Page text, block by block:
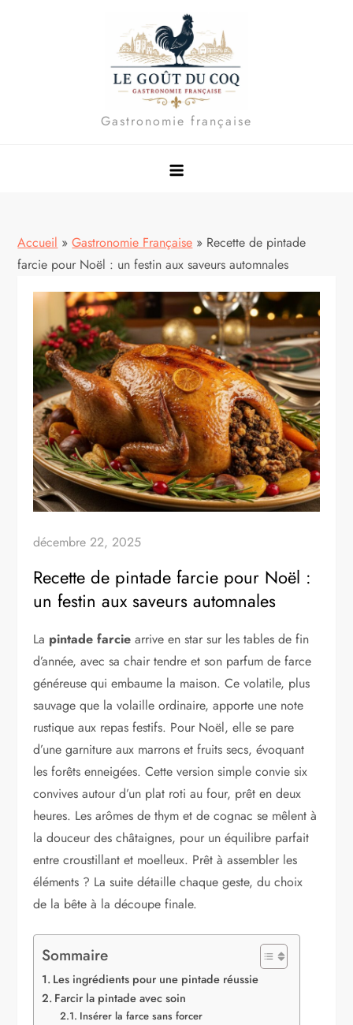
Gastronomie française
Accueil » Gastronomie Française » Recette de pintade
farcie pour Noël : un festin aux saveurs automnales
décembre 22, 2025
Recette de pintade farcie pour Noël :
un festin aux saveurs automnales
La pintade farcie arrive en star sur les tables de fin
d’année, avec sa chair tendre et son parfum de farce
généreuse qui embaume la maison. Ce volatile, plus
sauvage que la volaille ordinaire, apporte une note
rustique aux repas festifs. Pour Noël, elle se pare
d’une garniture aux marrons et fruits secs, évoquant
les forêts enneigées. Cette version simple convie six
convives autour d’un plat roti au four, prêt en deux
heures. Les arômes de thym et de cognac se mêlent à
la douceur des châtaignes, pour un équilibre parfait
entre croustillant et moelleux. Prêt à assembler les
éléments ? La suite détaille chaque geste, du choix
de la bête à la découpe finale.
Sommaire
Les ingrédients pour une pintade réussie
Farcir la pintade avec soin
Insérer la farce sans forcer